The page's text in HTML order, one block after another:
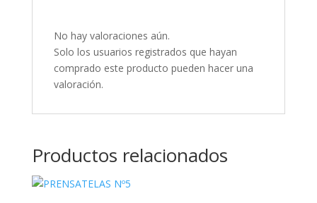
No hay valoraciones aún.
Solo los usuarios registrados que hayan
comprado este producto pueden hacer una
valoración.
Productos relacionados